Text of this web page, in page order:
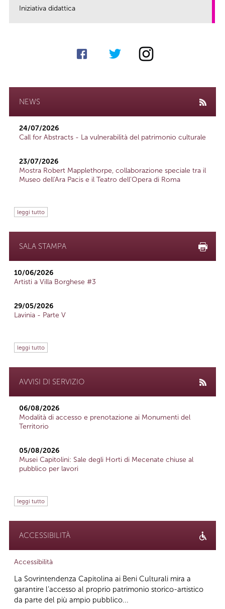
Iniziativa didattica
NEWS
24/07/2026
Call for Abstracts - La vulnerabilità del patrimonio culturale
23/07/2026
Mostra Robert Mapplethorpe, collaborazione speciale tra il
Museo dell'Ara Pacis e il Teatro dell'Opera di Roma
leggi tutto
SALA STAMPA
10/06/2026
Artisti a Villa Borghese #3
29/05/2026
Lavinia - Parte V
leggi tutto
AVVISI DI SERVIZIO
06/08/2026
Modalità di accesso e prenotazione ai Monumenti del
Territorio
05/08/2026
Musei Capitolini: Sale degli Horti di Mecenate chiuse al
pubblico per lavori
leggi tutto
ACCESSIBILITÀ
Accessibilità
La Sovrintendenza Capitolina ai Beni Culturali mira a
garantire l’accesso al proprio patrimonio storico-artistico
da parte del più ampio pubblico...